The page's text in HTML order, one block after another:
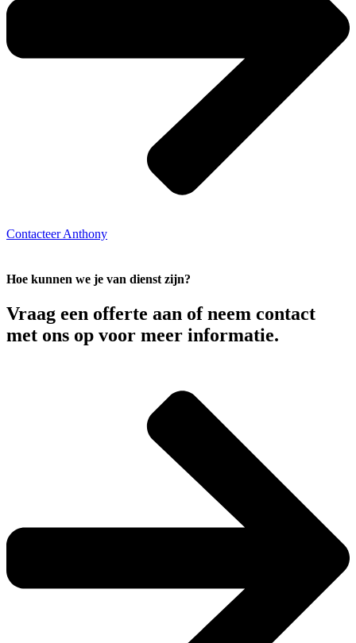
Contacteer Anthony
Hoe kunnen we je van dienst zijn?
Vraag een offerte aan of neem contact
met ons op voor meer informatie.